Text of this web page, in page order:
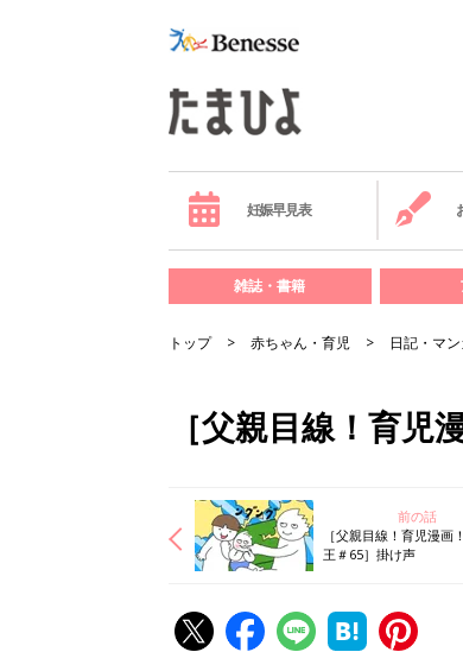
妊娠早見表
雑誌・書籍
トップ 赤ちゃん・育児 日記・マ
［父親目線！育
前の話
［父親目線！育児漫画
王＃65］掛け声